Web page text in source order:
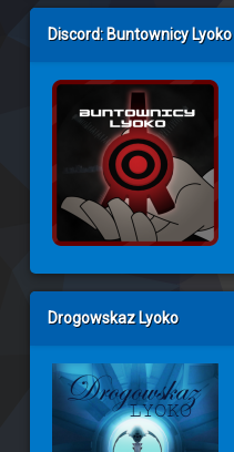
Discord: Buntownicy Lyoko
Drogowskaz Lyoko